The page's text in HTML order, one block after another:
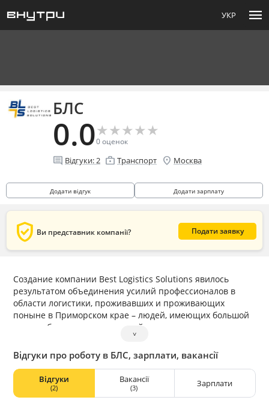
УКР menu
БЛС
0.0★
★★
★★
★★
★★
★
0оценок
comment Відгуки:2 enterprise Транспорт location_on Москва
Додати відгук Додати зарплату
verified_user Ви представник компанії? Подати заявку
Создание компании Best Logistics Solutions явилось
результатом объединения усилий профессионалов в
области логистики, проживавших и проживающих
поныне в Приморском крае – людей, имеющих большой
опыт работы в международной логистике, хорошо
знающих местную специфику работы с перевозчиками и
таможенными органами, знающими специфику работы с
азиатскими партнерами на собственном опыте. Наши
специалисты готовы обеспечить решение “под ключ”
практически любой логистической задачи, поставленной
клиентом. Двери нашей компании всегда открыты для
˅
Відгуки про роботу в БЛС, зарплати, вакансії
Відгуки
(2)
Вакансії
(3) Зарплати